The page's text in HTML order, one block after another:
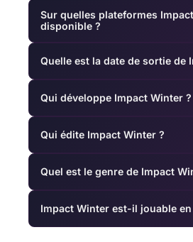
Sur quelles plateformes
disponible ?
Quelle est la date de sortie de
Qui développe Impact Winter ?
Qui édite Impact Winter ?
Quel est le genre de Impact
Impact Winter est-il jouable
Alien: